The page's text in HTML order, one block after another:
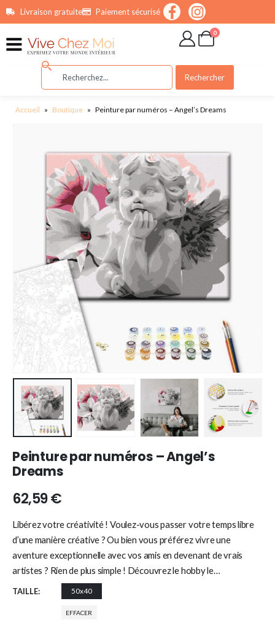
principalLivraison gratuite Paiement sécurisé
0
Rechercher
Accueil » Boutique » Peinture par numéros – Angel’s Dreams
Peinture par numéros – Angel’s
Dreams
62,59€
Libérez votre créativité ! Voulez-vous passer votre temps libre
d’une manière créative ? Ou bien vous préférez vivre une
aventure exceptionnelle avec vos amis en devenant de vrais
artistes ? Rien de plus simple ! Découvrez le hobby le…
TAILLE 50x40
EFFACER